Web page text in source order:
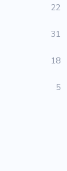
22
31
18
5